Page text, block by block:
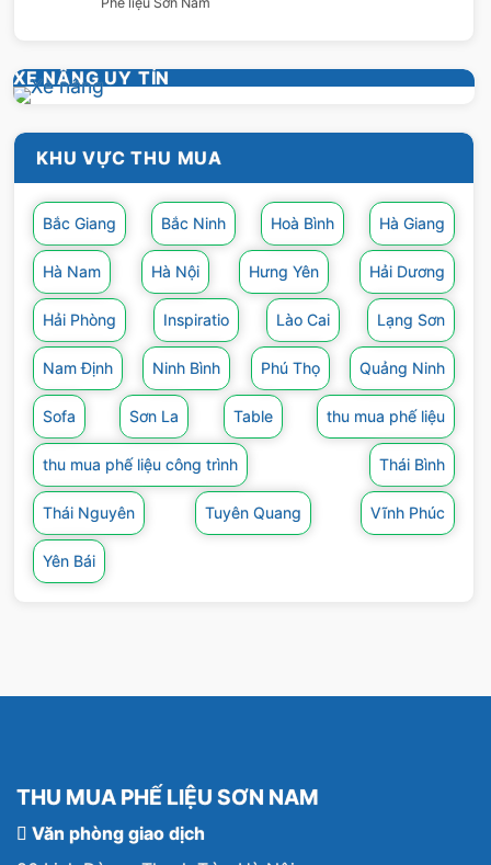
XE NÂNG UY TÍN
KHU VỰC THU MUA
Bắc Giang Bắc Ninh Hoà Bình Hà Giang
Hà Nam Hà Nội Hưng Yên Hải Dương
Hải Phòng Inspiratio Lào Cai Lạng Sơn
Nam Định Ninh Bình Phú Thọ Quảng Ninh
Sofa Sơn La Table thu mua phế liệu
thu mua phế liệu công trình Thái Bình
Thái Nguyên Tuyên Quang Vĩnh Phúc
Yên Bái
THU MUA PHẾ LIỆU SƠN NAM
Văn phòng giao dịch